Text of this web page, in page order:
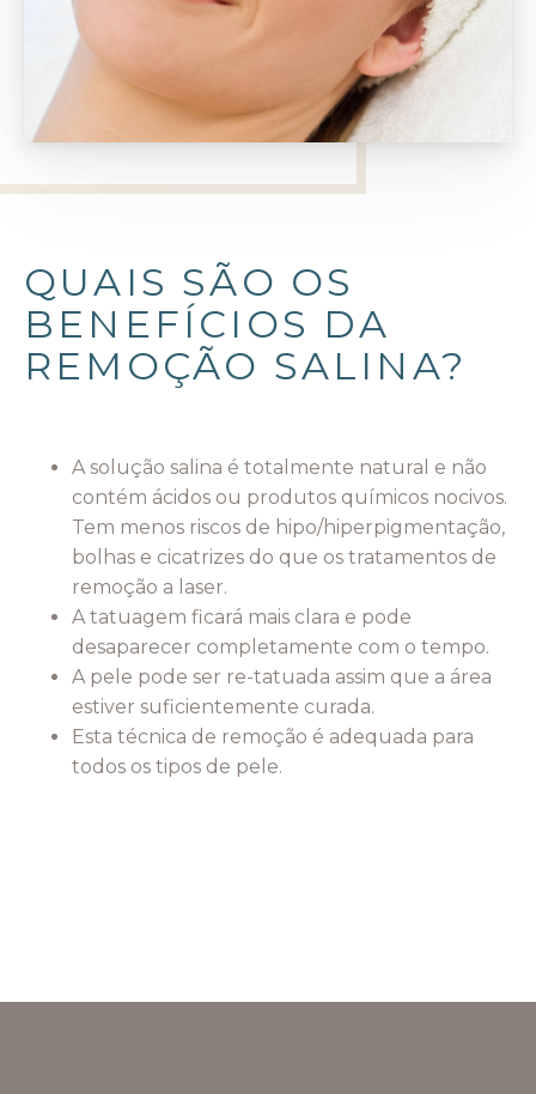
QUAIS SÃO OS
BENEFÍCIOS DA
REMOÇÃO SALINA?
A solução salina é totalmente natural e não
contém ácidos ou produtos químicos nocivos.
Tem menos riscos de hipo/hiperpigmentação,
bolhas e cicatrizes do que os tratamentos de
remoção a laser.
A tatuagem ficará mais clara e pode
desaparecer completamente com o tempo.
A pele pode ser re-tatuada assim que a área
estiver suficientemente curada.
Esta técnica de remoção é adequada para
todos os tipos de pele.